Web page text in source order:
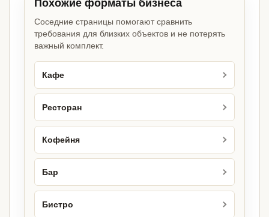
Похожие форматы бизнеса
Соседние страницы помогают сравнить
требования для близких объектов и не потерять
важный комплект.
Кафе
Ресторан
Кофейня
Бар
Бистро